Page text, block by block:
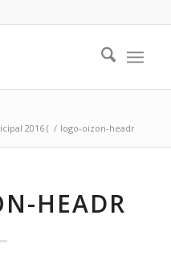
2016 ( / logo-oizon-headr
HEADR